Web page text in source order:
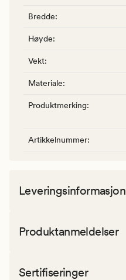
Bredde:
Høyde:
Vekt:
Materiale:
Produktmerking:
Artikkelnummer:
Leveringsinformasjon
Produktanmeldelser
Sertifiseringer